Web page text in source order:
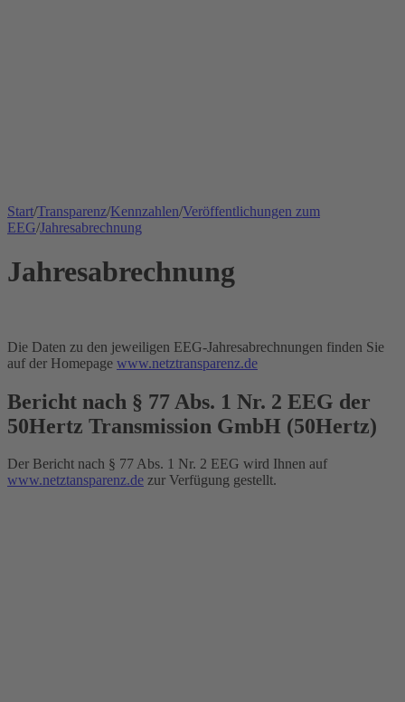
Start/Transparenz/Kennzahlen/Veröffentlichungen zum
EEG/Jahresabrechnung
Jahresabrechnung
Die Daten zu den jeweiligen EEG-Jahresabrechnungen finden Sie
auf der Homepage www.netztransparenz.de
Bericht nach § 77 Abs. 1 Nr. 2 EEG der
50Hertz Transmission GmbH (50Hertz)
Der Bericht nach § 77 Abs. 1 Nr. 2 EEG wird Ihnen auf
www.netztansparenz.de zur Verfügung gestellt.